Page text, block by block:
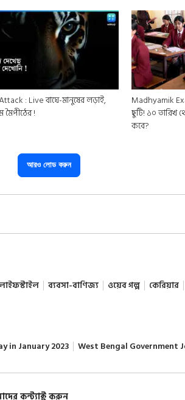
: Live বাঘে-মানুষের লড়াই,
মৈপীঠের !
Madhyamik
ছুটি! ১০ তারিখ
কবে?
আরও লোড করুন
ব্যবসা-বাণিজ্য ওয়েব গল্প কেরিয়ার
in January 2023 West Bengal Government
কন্ট্যাক্ট করুন